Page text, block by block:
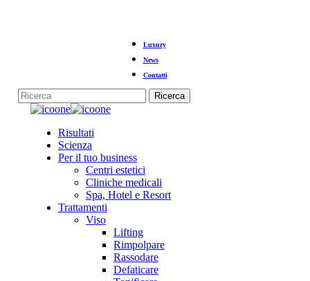
Luxury
News
Contatti
Ricerca
Chiudi
Menu
Risultati
Scienza
Per il tuo business
Centri estetici
Cliniche medicali
Spa, Hotel e Resort
Trattamenti
Viso
Lifting
Rimpolpare
Rassodare
Defaticare